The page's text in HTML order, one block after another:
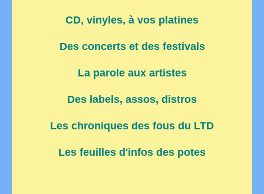
CD, vinyles, à vos platines
Des concerts et des festivals
La parole aux artistes
Des labels, assos, distros
Les chroniques des fous du LTD
Les feuilles d'infos des potes